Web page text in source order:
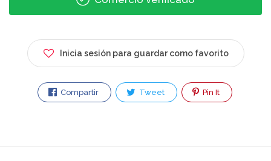
Inicia sesión para guardar como favorito
Compartir Tweet Pin It